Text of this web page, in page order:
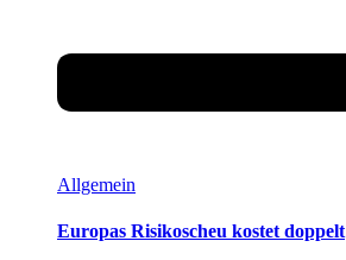
Allgemein
Europas Risikoscheu kostet doppelt